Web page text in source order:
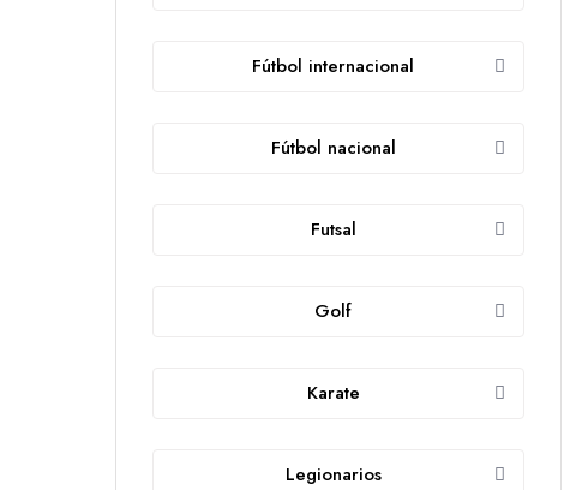
Fútbol internacional
Fútbol nacional
Futsal
Golf
Karate
Legionarios